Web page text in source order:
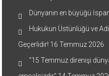
Dünyanın en büyüğü
Hukukun Üstünlüğü ve
Geçerlidir! 16 Temmuz 2026
“15 Temmuz direnişi